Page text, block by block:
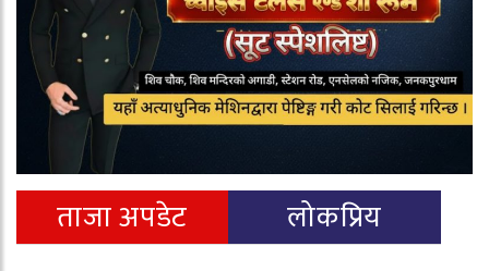
ताजा अपडेट लोकप्रिय